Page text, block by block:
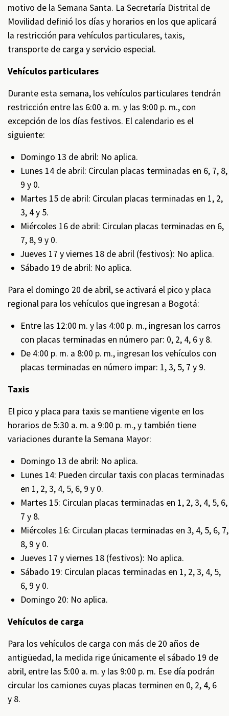
motivo de la Semana Santa. La Secretaría Distrital de
Movilidad definió los días y horarios en los que aplicará
la restricción para vehículos particulares, taxis,
transporte de carga y servicio especial.
Vehículos particulares
Durante esta semana, los vehículos particulares tendrán
restricción entre las 6:00 a. m. y las 9:00 p. m., con
excepción de los días festivos. El calendario es el
siguiente:
Domingo 13 de abril: No aplica.
Lunes 14 de abril: Circulan placas terminadas en 6, 7, 8,
9 y 0.
Martes 15 de abril: Circulan placas terminadas en 1, 2,
3, 4 y 5.
Miércoles 16 de abril: Circulan placas terminadas en 6,
7, 8, 9 y 0.
Jueves 17 y viernes 18 de abril (festivos): No aplica.
Sábado 19 de abril: No aplica.
Para el domingo 20 de abril, se activará el pico y placa
regional para los vehículos que ingresan a Bogotá:
Entre las 12:00 m. y las 4:00 p. m., ingresan los carros
con placas terminadas en número par: 0, 2, 4, 6 y 8.
De 4:00 p. m. a 8:00 p. m., ingresan los vehículos con
placas terminadas en número impar: 1, 3, 5, 7 y 9.
Taxis
El pico y placa para taxis se mantiene vigente en los
horarios de 5:30 a. m. a 9:00 p. m., y también tiene
variaciones durante la Semana Mayor:
Domingo 13 de abril: No aplica.
Lunes 14: Pueden circular taxis con placas terminadas
en 1, 2, 3, 4, 5, 6, 9 y 0.
Martes 15: Circulan placas terminadas en 1, 2, 3, 4, 5, 6,
7 y 8.
Miércoles 16: Circulan placas terminadas en 3, 4, 5, 6, 7,
8, 9 y 0.
Jueves 17 y viernes 18 (festivos): No aplica.
Sábado 19: Circulan placas terminadas en 1, 2, 3, 4, 5,
6, 9 y 0.
Domingo 20: No aplica.
Vehículos de carga
Para los vehículos de carga con más de 20 años de
antigüedad, la medida rige únicamente el sábado 19 de
abril, entre las 5:00 a. m. y las 9:00 p. m. Ese día podrán
circular los camiones cuyas placas terminen en 0, 2, 4, 6
y 8.